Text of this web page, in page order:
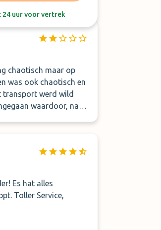
uur voor vertrek
chaotisch maar op
transport werd wild
waardoor, naar
Es hat alles
Toller Service,